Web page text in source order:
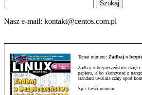
na
stronie
Nasz e-mail: kontakt@centos.com.pl
Temat numeru: Zadbaj o
Zadbaj o bezpieczeństwo
papieru, albo skorzystać z
standard uwalnia czaty spod
Spis treści numeru: